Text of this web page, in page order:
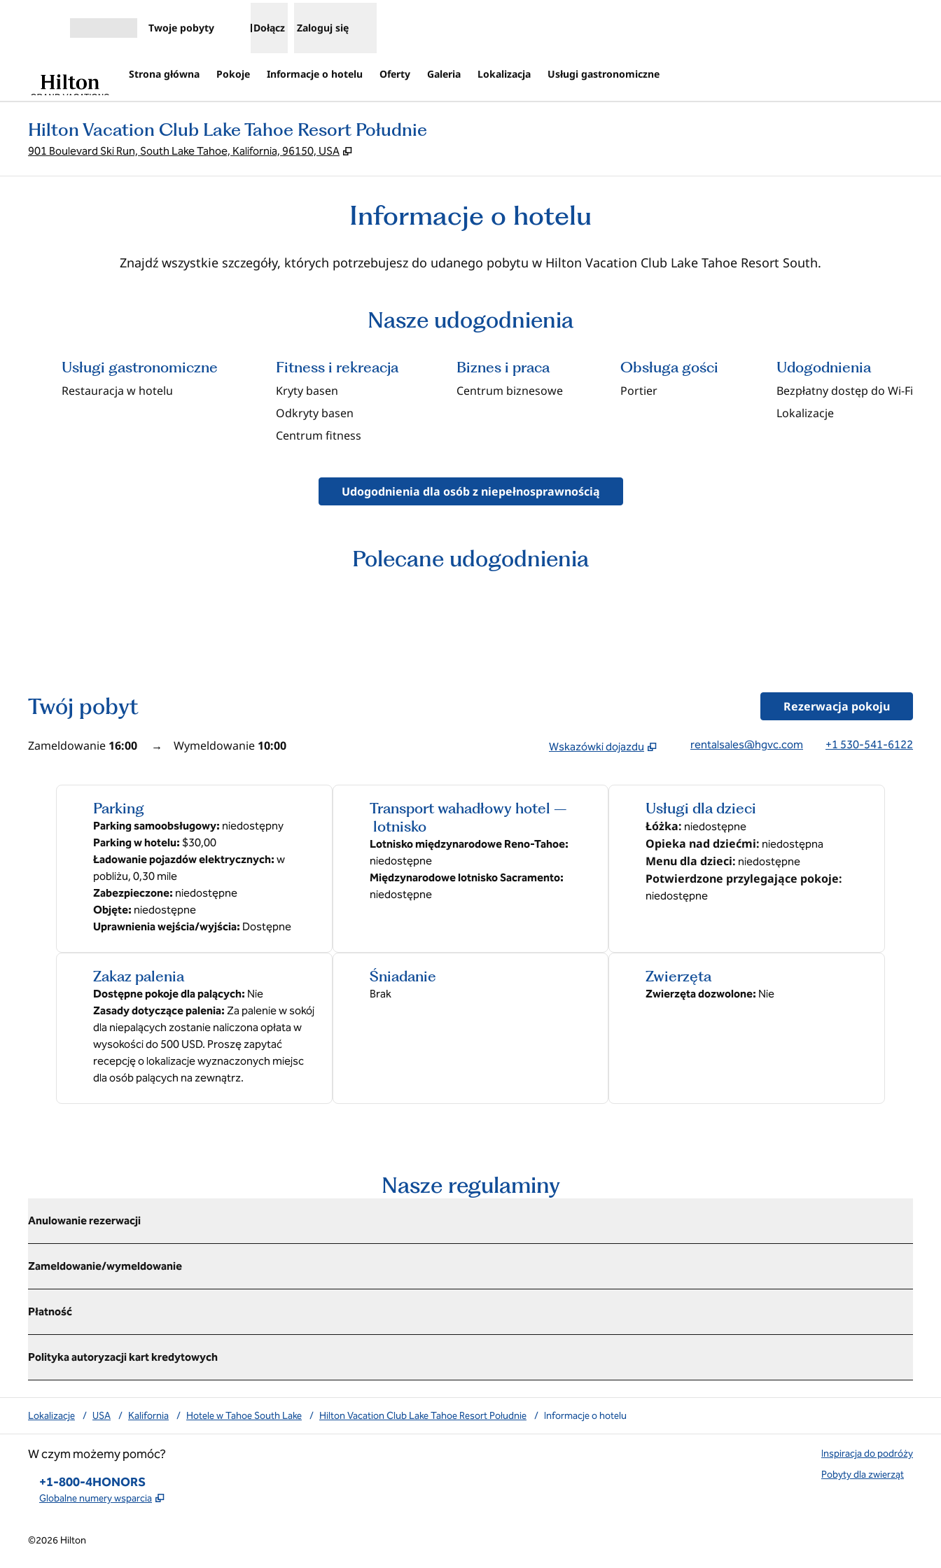
Twoje pobyty Dołącz Zaloguj się
Strona główna Pokoje Informacje o hotelu Oferty Galeria Lokalizacja Usługi gastronomiczne
Hilton Vacation Club Lake Tahoe Resort Południe
901 Boulevard Ski Run, South Lake Tahoe, Kalifornia, 96150, USA ,
Informacje o hotelu
Znajdź wszystkie szczegóły, których potrzebujesz do udanego pobytu w Hilton Vacation Club Lake Tahoe Resort South.
Nasze udogodnienia
Usługi gastronomiczne
Restauracja w hotelu
Fitness i rekreacja
Kryty basen
Odkryty basen
Centrum fitness
Biznes i praca
Centrum biznesowe
Obsługa gości
Portier
Udogodnienia
Bezpłatny dostęp do Wi‑Fi
Lokalizacje
Udogodnienia dla osób z niepełnosprawnością
Polecane udogodnienia
Twój pobyt Rezerwacja pokoju
Zameldowanie 16:00 → Wymeldowanie 10:00
Wskazówki dojazdu
rentalsales@hgvc.com +1 530-541-6122
Parking
Parking samoobsługowy: niedostępny
Parking w hotelu: $30,00
Ładowanie pojazdów elektrycznych: w
pobliżu, 0,30 mile
Zabezpieczone: niedostępne
Objęte: niedostępne
Uprawnienia wejścia/wyjścia: Dostępne
Transport wahadłowy hotel –
lotnisko
Lotnisko międzynarodowe Reno-Tahoe:
niedostępne
Międzynarodowe lotnisko Sacramento:
niedostępne
Usługi dla dzieci
Łóżka: niedostępne
Opieka nad dziećmi: niedostępna
Menu dla dzieci: niedostępne
Potwierdzone przylegające pokoje:
niedostępne
Zakaz palenia
Dostępne pokoje dla palących: Nie
Zasady dotyczące palenia: Za palenie w sokój
dla niepalących zostanie naliczona opłata w
wysokości do 500 USD. Proszę zapytać
recepcję o lokalizacje wyznaczonych miejsc
dla osób palących na zewnątrz.
Śniadanie
Brak
Zwierzęta
Zwierzęta dozwolone: Nie
Nasze regulaminy
Anulowanie rezerwacji
Zameldowanie/wymeldowanie
Płatność
Polityka autoryzacji kart kredytowych
Lokalizacje / USA / Kalifornia / Hotele w Tahoe South Lake / Hilton Vacation Club Lake Tahoe Resort Południe / Informacje o hotelu
W czym możemy pomóc?
Telefon:
+1-800-4HONORS
Globalne numery wsparcia ,
Inspiracja do podróży
Pobyty dla zwierząt
©2026 Hilton